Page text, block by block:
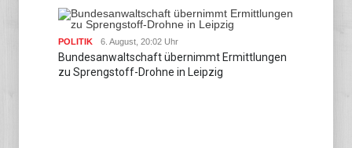
POLITIK 6. August, 20:02 Uhr
Bundesanwaltschaft übernimmt Ermittlungen
zu Sprengstoff-Drohne in Leipzig